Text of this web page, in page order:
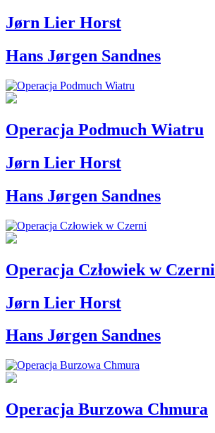
Jørn Lier Horst
Hans Jørgen Sandnes
Operacja Podmuch Wiatru
Jørn Lier Horst
Hans Jørgen Sandnes
Operacja Człowiek w Czerni
Jørn Lier Horst
Hans Jørgen Sandnes
Operacja Burzowa Chmura